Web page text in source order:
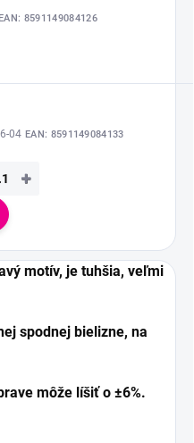
8591149084126
04 EAN: 8591149084133
+
košíka
motív, je tuhšia, veľmi
spodnej bielizne, na
môže líšiť o ±6%.